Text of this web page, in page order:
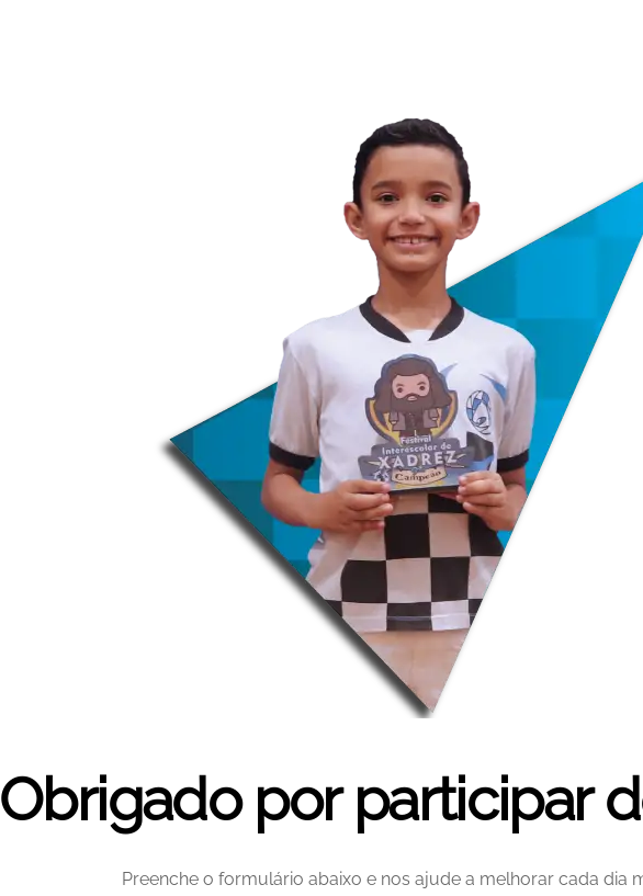
Obrigado por participar
Preenche o formulário abaixo e nos ajude a melhorar cada dia